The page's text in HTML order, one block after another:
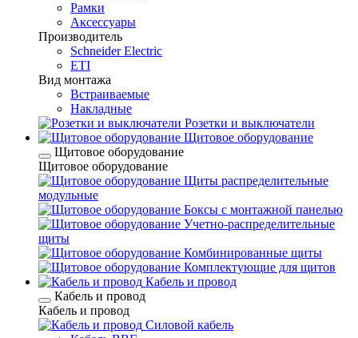
Рамки
Аксессуары
Производитель
Schneider Electric
ETI
Вид монтажа
Встраиваемые
Накладные
Розетки и выключатели
Щитовое оборудование
Щитовое оборудование
Щитовое оборудование
Щиты распределительные
модульные
Боксы с монтажной панелью
Учетно-распределительные
щиты
Комбинированные щиты
Комплектующие для щитов
Кабель и провод
Кабель и провод
Кабель и провод
Силовой кабель